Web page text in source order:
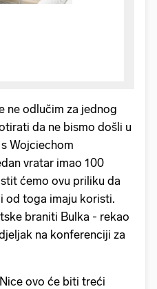
ne odlučim za jednog
da ne bismo došli u
Wojciechom
vratar imao 100
ćemo ovu priliku da
od toga imaju koristi.
braniti Bulka - rekao
na konferenciji za
ovo će biti treći